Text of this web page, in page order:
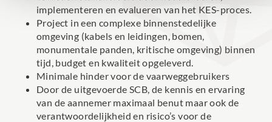
implementeren en evalueren van het KES-proces.
Project in een complexe binnenstedelijke
omgeving (kabels en leidingen, bomen,
monumentale panden, kritische omgeving) binnen
tijd, budget en kwaliteit opgeleverd.
Minimale hinder voor de vaarweggebruikers
Door de uitgevoerde SCB, de kennis en ervaring
van de aannemer maximaal benut maar ook de
verantwoordelijkheid en risico’s voor de